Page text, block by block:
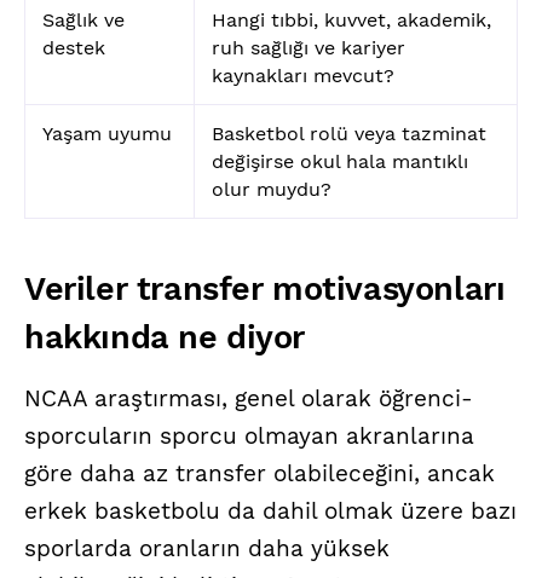
Sağlık ve
destek
Hangi tıbbi, kuvvet, akademik,
ruh sağlığı ve kariyer
kaynakları mevcut?
Yaşam uyumu
Basketbol rolü veya tazminat
değişirse okul hala mantıklı
olur muydu?
Veriler transfer motivasyonları
hakkında ne diyor
NCAA araştırması, genel olarak öğrenci-
sporcuların sporcu olmayan akranlarına
göre daha az transfer olabileceğini, ancak
erkek basketbolu da dahil olmak üzere bazı
sporlarda oranların daha yüksek